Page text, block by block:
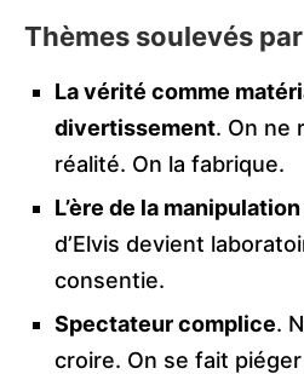
Thèmes soulevés
La vérité comme
divertissement. On ne
réalité. On la fabrique.
L’ère de la
d’Elvis devient
consentie.
Spectateur complice.
croire. On se fait piéger